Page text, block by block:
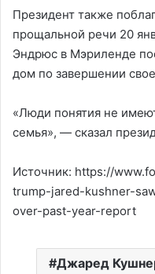
Президент также
прощальной речи 20
Эндрюс в Мэриленде
дом по завершении
«Люди понятия не
семья», — сказал
Источник: https://
trump-jared-kushner-
over-past-year-report
Джаред